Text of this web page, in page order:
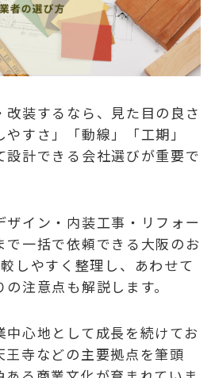
改装するなら、見た目の良さ
すさ」「動線」「工期」
設計できる会社選びが重要で
イン・内装工事・リフォー
で一括で依頼できる大阪のお
しやすく整理し、あわせて
注意点も解説します。
心地として成長を続けてお
王寺などの主要拠点を筆頭